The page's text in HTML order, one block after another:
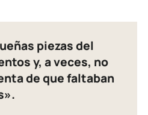
piezas del
y, a veces, no
de que faltaban